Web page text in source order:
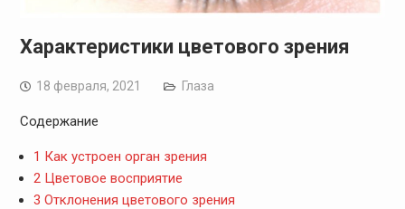
Характеристики цветового зрения
18 февраля, 2021 Глаза
Содержание
1 Как устроен орган зрения
2 Цветовое восприятие
3 Отклонения цветового зрения